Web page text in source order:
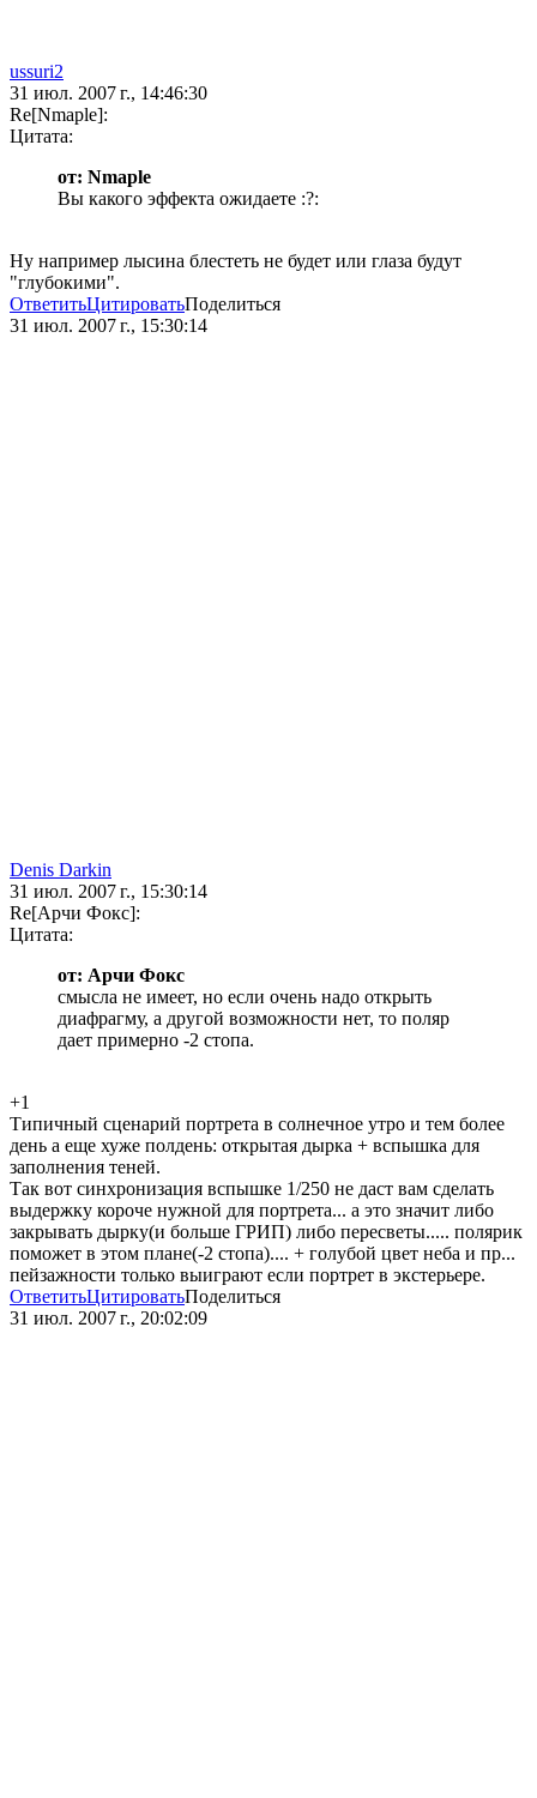
ussuri2
31 июл. 2007 г., 14:46:30
Re[Nmaple]:
Цитата:
от: Nmaple
Вы какого эффекта ожидаете :?:
Ну например лысина блестеть не будет или глаза будут
"глубокими".
ОтветитьЦитироватьПоделиться
31 июл. 2007 г., 15:30:14
Denis Darkin
31 июл. 2007 г., 15:30:14
Re[Арчи Фокс]:
Цитата:
от: Арчи Фокс
смысла не имеет, но если очень надо открыть
диафрагму, а другой возможности нет, то поляр
дает примерно -2 стопа.
+1
Типичный сценарий портрета в солнечное утро и тем более
день а еще хуже полдень: открытая дырка + вспышка для
заполнения теней.
Так вот синхронизация вспышке 1/250 не даст вам сделать
выдержку короче нужной для портрета... а это значит либо
закрывать дырку(и больше ГРИП) либо пересветы..... полярик
поможет в этом плане(-2 стопа).... + голубой цвет неба и пр...
пейзажности только выиграют если портрет в экстерьере.
ОтветитьЦитироватьПоделиться
31 июл. 2007 г., 20:02:09